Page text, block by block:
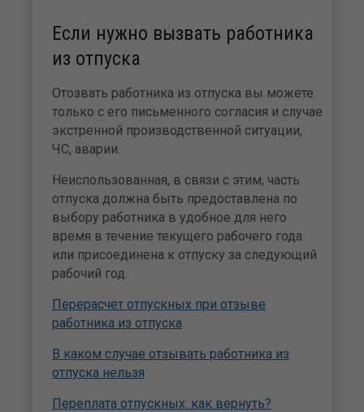
Если нужно вызвать работника
из отпуска
Отозвать работника из отпуска вы можете
только с его письменного согласия и случае
экстренной производственной ситуации,
ЧС, аварии.
Неиспользованная, в связи с этим, часть
отпуска должна быть предоставлена по
выбору работника в удобное для него
время в течение текущего рабочего года
или присоединена к отпуску за следующий
рабочий год.
Перерасчет отпускных при отзыве
работника из отпуска
В каком случае отзывать работника из
отпуска нельзя
Переплата отпускных: как вернуть?